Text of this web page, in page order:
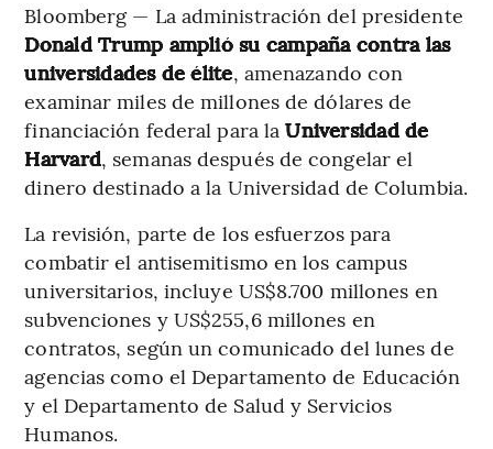
Bloomberg — La administración del presidente
Donald Trump amplió su campaña contra las
universidades de élite, amenazando con
examinar miles de millones de dólares de
financiación federal para laUniversidad de
Harvard, semanas después de congelar el
dinero destinado a la Universidad de Columbia.
La revisión, parte de los esfuerzos para
combatir el antisemitismo en los campus
universitarios, incluye US$8.700 millones en
subvenciones y US$255,6 millones en
contratos, según un comunicado del lunes de
agencias como el Departamento de Educación
y el Departamento de Salud y Servicios
Humanos.